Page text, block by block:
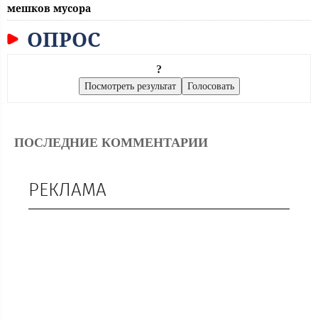
мешков мусора
ОПРОС
?
ПОСЛЕДНИЕ КОММЕНТАРИИ
РЕКЛАМА